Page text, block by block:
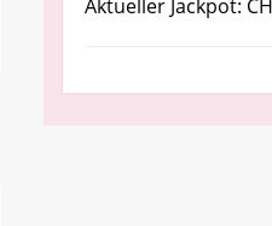
Aktueller Jackpot: